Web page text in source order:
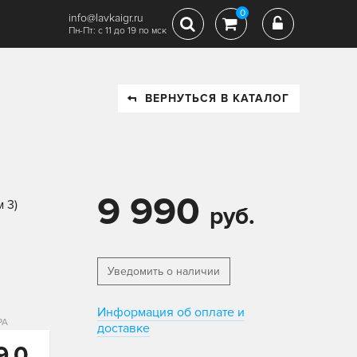
info@lavkaigr.ru
Пн-Пт: с 11 до 19 по мск
0
ВЕРНУТЬСЯ В КАТАЛОГ
3) 9 990 руб.
Уведомить о наличии
Информация об оплате и
доставке